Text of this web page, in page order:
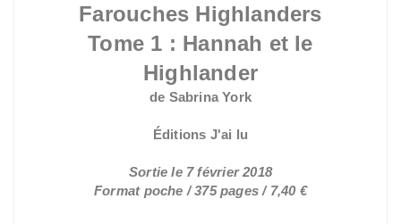
Farouches Highlanders
Tome 1 : Hannah et le
Highlander
de Sabrina York
Éditions J'ai lu
Sortie le 7 février 2018
Format poche / 375 pages / 7,40 €